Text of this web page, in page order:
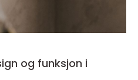
og funksjon i